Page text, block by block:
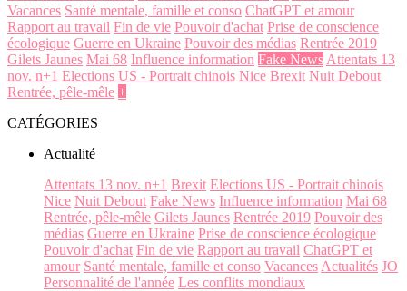
Vacances Santé mentale, famille et conso ChatGPT et amour
Rapport au travail Fin de vie Pouvoir d'achat Prise de conscience
écologique Guerre en Ukraine Pouvoir des médias Rentrée 2019
Gilets Jaunes Mai 68 Influence information Fake News Attentats 13
nov. n+1 Elections US - Portrait chinois Nice Brexit Nuit Debout
Rentrée, pêle-mêle +
CATÉGORIES
Actualité
Attentats 13 nov. n+1 Brexit Elections US - Portrait chinois
Nice Nuit Debout Fake News Influence information Mai 68
Rentrée, pêle-mêle Gilets Jaunes Rentrée 2019 Pouvoir des
médias Guerre en Ukraine Prise de conscience écologique
Pouvoir d'achat Fin de vie Rapport au travail ChatGPT et
amour Santé mentale, famille et conso Vacances Actualités JO
Personnalité de l'année Les conflits mondiaux